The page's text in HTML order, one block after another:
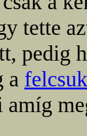
tette
pedig
a